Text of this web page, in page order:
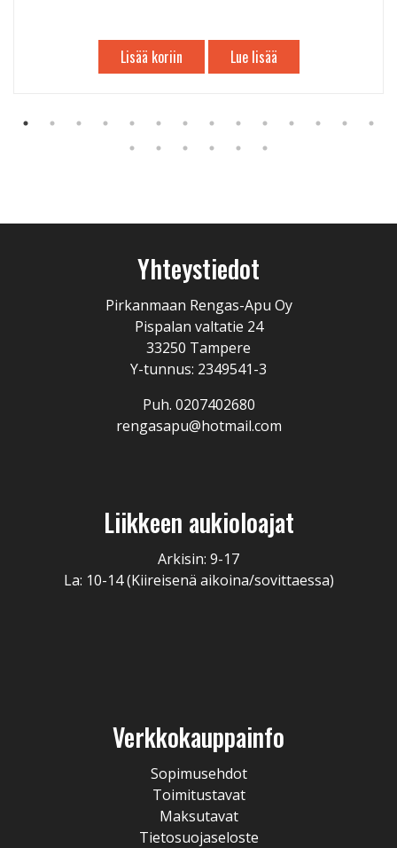
Lisää koriin Lue lisää
Yhteystiedot
Pirkanmaan Rengas-Apu Oy
Pispalan valtatie 24
33250 Tampere
Y-tunnus: 2349541-3
Puh. 0207402680
rengasapu@hotmail.com
Liikkeen aukioloajat
Arkisin: 9-17
La: 10-14 (Kiireisenä aikoina/sovittaessa)
Verkkokauppainfo
Sopimusehdot
Toimitustavat
Maksutavat
Tietosuojaseloste